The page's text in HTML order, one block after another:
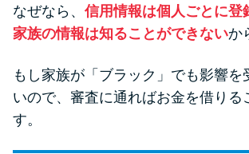
なぜなら、 信用情報は個人ごとに登
家族の情報は知ることができないか
もし家族が「ブラック」でも影響を
いので、審査に通ればお金を借りる
す。